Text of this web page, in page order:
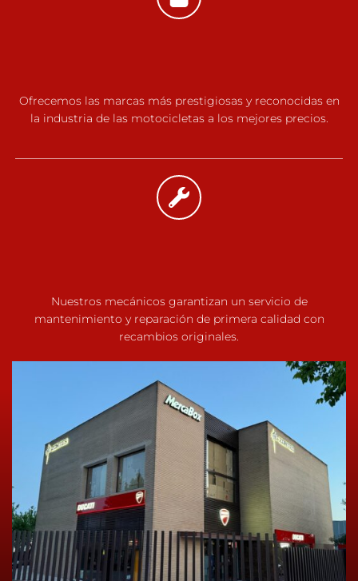
Ofrecemos las marcas más prestigiosas y reconocidas en
la industria de las motocicletas a los mejores precios.
Nuestros mecánicos garantizan un servicio de
mantenimiento y reparación de primera calidad con
recambios originales.